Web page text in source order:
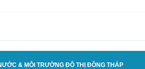
& MÔI TRƯỜNG ĐÔ THỊ ĐỒNG THÁP